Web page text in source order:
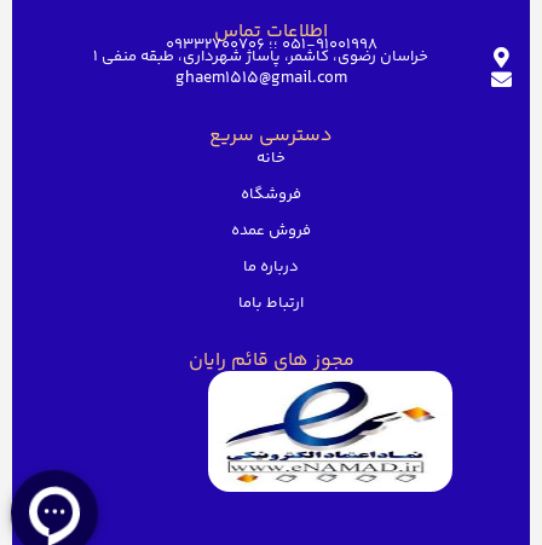
اطلاعات تماس051-91001998 ؛؛ 09332700706
خراسان رضوی، کاشمر، پاساژ شهرداری، طبقه منفی ۱
ghaem1515@gmail.com
دسترسی سریع
خانه
فروشگاه
فروش عمده
درباره ما
ارتباط باما
مجوز های قائم رایان